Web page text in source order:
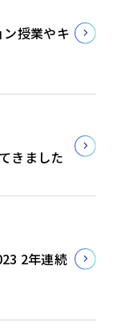
授業やキ
きました
2年連続